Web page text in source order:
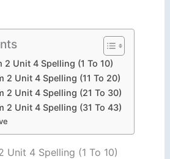
2 Unit 4 Spelling (1 To 10)
2 Unit 4 Spelling (11 To 20)
2 Unit 4 Spelling (21 To 30)
2 Unit 4 Spelling (31 To 43)
Unit 4 Spelling (1 To 10)